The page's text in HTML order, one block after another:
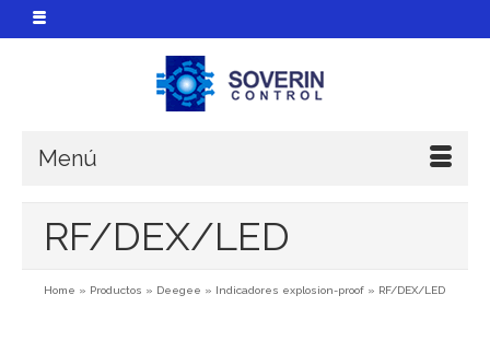
Menú
RF/DEX/LED
Home » Productos » Deegee » Indicadores explosion-proof » RF/DEX/LED